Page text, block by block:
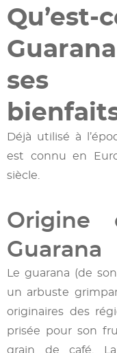
ses
Déjà utilisé à
est connu en
siècle.
Origine
Guarana
Le guarana (de
un arbuste
originaires des
prisée pour son
grain de café.